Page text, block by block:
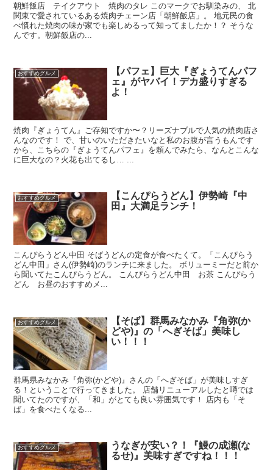
朝鮮飯店 テイクアウト 焼肉のタレ このマークでお馴染みの、 北
関東で愛されているある焼肉チェーン店「朝鮮飯店」。 地元民の食
べ慣れた焼肉の味が家でも楽しめるって知ってましたか！？ そうな
んです。朝鮮飯店の...
おすすめグルメ
【パフェ】巨大『ぎょうてんパフ
ェ』がヤバイ！デカ盛りすぎる
よ！
焼肉『ぎょうてん』ご存知ですか〜？リーズナブルで人気の焼肉店さ
んなのです！ で、甘いのいただきたいなと私のお腹が言うもんです
から、こちらの『ぎょうてんパフェ』を頼んでみたら、なんとこんな
に巨大なの？火花も出てるし… ...
おすすめグルメ
【こんぴらうどん】伊勢崎『中
田』大満足ランチ！
こんぴらうどん中田 そばうどんの定食が食べたくて。「こんぴらう
どん中田」さん(伊勢崎)のランチに来ました。 ボリューミーだと前か
ら聞いてたこんぴらうどん。 こんぴらうどん中田 お茶 こんぴらう
どん お昼のおすすめメ...
おすすめグルメ
【そば】群馬みなかみ『角弥(か
どや)』の「へぎそば」美味し
い！！！
群馬県みなかみ『角弥(かどや)』さんの「へぎそば」が美味しすぎ
る！ということで行ってきました。 店舗リニューアルしたと噂では
聞いてたのですが、「和」がとても良い雰囲気です！ 店内も「そ
ば」を食べたくなる...
おすすめグルメ
うなぎが安い？！『鰻の成瀬(な
るせ)』美味すぎですね！！！